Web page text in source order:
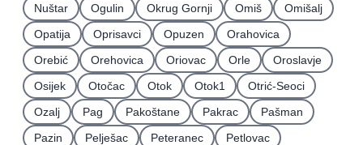
Nuštar
Ogulin Okrug Gornji Omiš
Omišalj
Opatija
Oprisavci Opuzen
Orahovica
Orebić
Orehovica Oriovac Orle
Oroslavje
Osijek
Otočac Otok Otok1
Otrić-Seoci
Ozalj
Pag Pakoštane Pakrac
Pašman
Pazin
Pelješac Peteranec
Petlovac